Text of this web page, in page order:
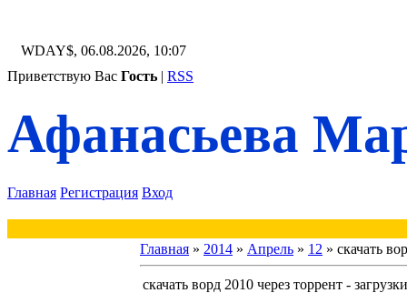
WDAY$, 06.08.2026, 10:07
Приветствую Вас Гость | RSS
Афанасьева
Главная Регистрация Вход
Главная » 2014 » Апрель » 12 » скачать
скачать ворд 2010 через торрент -